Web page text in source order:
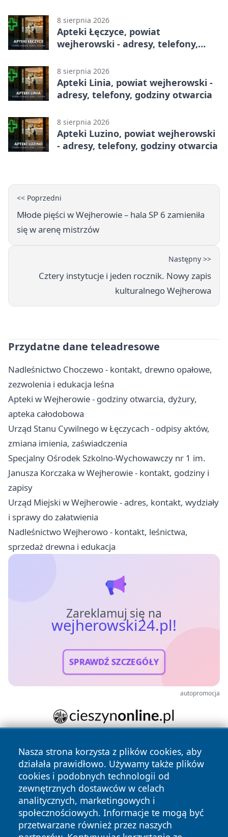
8 sierpnia 2026
Apteki Łęczyce, powiat
wejherowski - adresy, telefony,
8 sierpnia 2026
Apteki Linia, powiat wejherowski -
adresy, telefony, godziny otwarcia
8 sierpnia 2026
Apteki Luzino, powiat wejherowski
- adresy, telefony, godziny otwarcia
<< Poprzedni
Młode pięści w Wejherowie – hala SP 6 zamieniła
się w arenę mistrzów
Następny >>
Cztery instytucje i jeden rocznik. Nowy zapis
kulturalnego Wejherowa
Przydatne dane teleadresowe
Nadleśnictwo Choczewo - kontakt, drewno opałowe,
zezwolenia i edukacja leśna
Apteki w Wejherowie - godziny otwarcia, dyżury,
apteka całodobowa
Urząd Stanu Cywilnego w Łęczycach - odpisy aktów,
zmiana imienia, zaświadczenia
Specjalny Ośrodek Szkolno-Wychowawczy nr 1 im.
Janusza Korczaka w Wejherowie - kontakt, godziny i
zapisy
Urząd Miejski w Wejherowie - adres, kontakt, wydziały
i sprawy do załatwienia
Nadleśnictwo Wejherowo - kontakt, leśnictwa,
sprzedaż drewna i edukacja
Zareklamuj się na
wejherowski24.pl!
SPRAWDŹ SZCZEGÓŁY
autopromocja
Nasza strona korzysta z plików cookies, aby
działała prawidłowo. Używamy także plików
cookies i podobnych technologii od
zewnętrznych dostawców w celach
analitycznych, marketingowych i
społecznościowych. Informacje te mogą być
przetwarzane również przez naszych
Copyright © 2026 wejherowski24.pl Wszystkie prawa
zastrzeżone.